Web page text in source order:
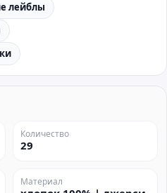
лейблы
Количество
29
Материал